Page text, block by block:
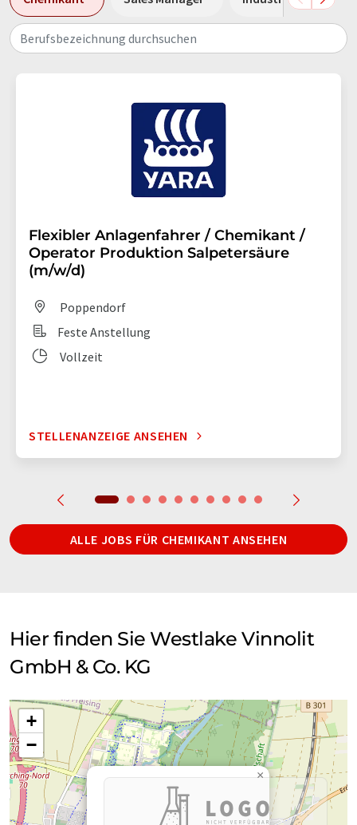
Berufsbezeichnung durchsuchen
Flexibler Anlagenfahrer / Chemikant /
Operator Produktion Salpetersäure
(m/w/d)
Poppendorf
Feste Anstellung
Vollzeit
STELLENANZEIGE ANSEHEN
ALLE JOBS FÜR CHEMIKANT ANSEHEN
Hier finden Sie Westlake Vinnolit
GmbH & Co. KG
×
+
−